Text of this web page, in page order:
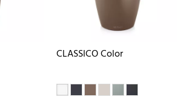
CLASSICO Color